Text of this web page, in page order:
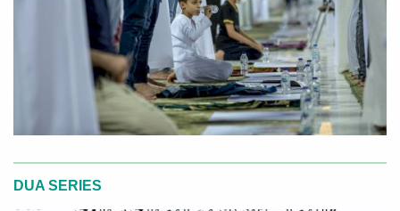
DUA SERIES